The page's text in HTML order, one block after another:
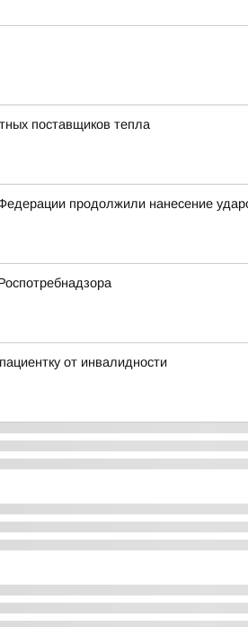
поставщиков тепла
продолжили нанесение
от инвалидности